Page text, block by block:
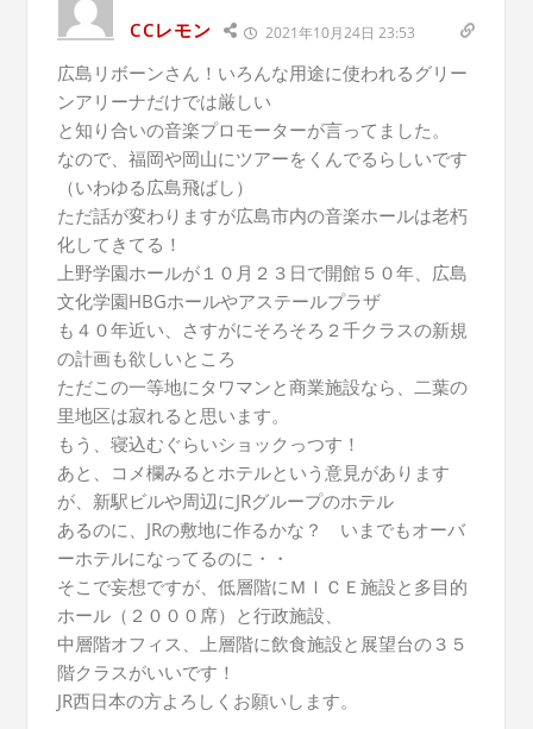
CCレモン 2021年10月24日 23:53
広島リボーンさん！いろんな用途に使われるグリー
ンアリーナだけでは厳しい
と知り合いの音楽プロモーターが言ってました。
なので、福岡や岡山にツアーをくんでるらしいです
（いわゆる広島飛ばし）
ただ話が変わりますが広島市内の音楽ホールは老朽
化してきてる！
上野学園ホールが１０月２３日で開館５０年、広島
文化学園HBGホールやアステールプラザ
も４０年近い、さすがにそろそろ２千クラスの新規
の計画も欲しいところ
ただこの一等地にタワマンと商業施設なら、二葉の
里地区は寂れると思います。
もう、寝込むぐらいショックっつす！
あと、コメ欄みるとホテルという意見があります
が、新駅ビルや周辺にJRグループのホテル
あるのに、JRの敷地に作るかな？ いまでもオーバ
ーホテルになってるのに・・
そこで妄想ですが、低層階にＭＩＣＥ施設と多目的
ホール（２０００席）と行政施設、
中層階オフィス、上層階に飲食施設と展望台の３５
階クラスがいいです！
JR西日本の方よろしくお願いします。